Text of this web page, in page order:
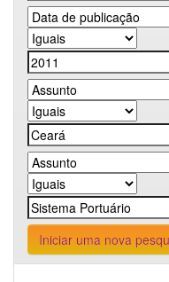
Iniciar uma nova